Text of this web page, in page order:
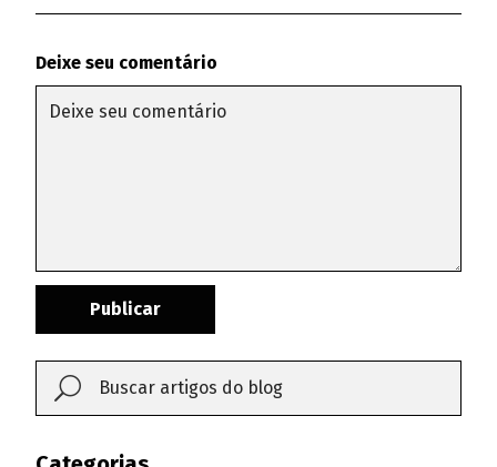
Deixe seu comentário
Publicar